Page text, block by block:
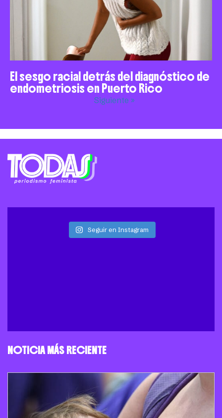
El sesgo racial detrás del diagnóstico de
endometriosis en Puerto Rico
Siguiente »
Seguir en Instagram
NOTICIA MÁS RECIENTE